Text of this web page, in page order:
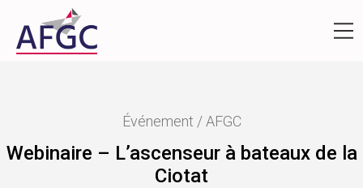
Événement / AFGC
Webinaire – L’ascenseur à bateaux de la
Ciotat